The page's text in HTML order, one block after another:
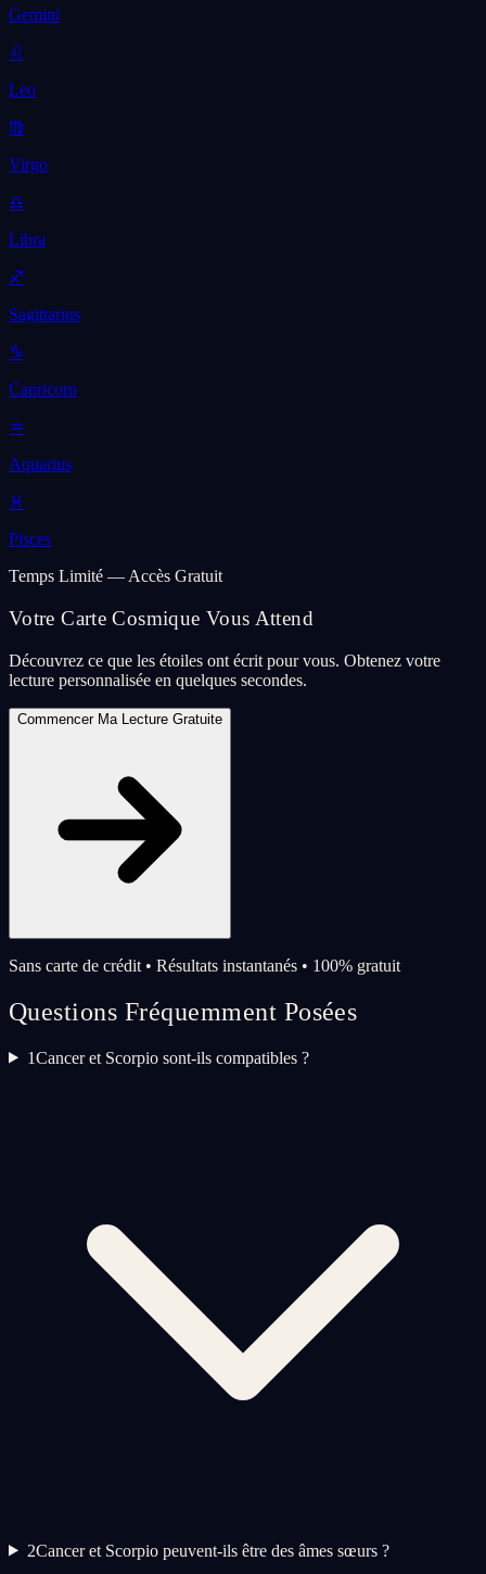
Gemini
♌
Leo
♍
Virgo
♎
Libra
♐
Sagittarius
♑
Capricorn
♒
Aquarius
♓
Pisces
Temps Limité — Accès Gratuit
Votre Carte Cosmique Vous Attend
Découvrez ce que les étoiles ont écrit pour vous. Obtenez votre
lecture personnalisée en quelques secondes.
Commencer Ma Lecture Gratuite
Sans carte de crédit • Résultats instantanés • 100% gratuit
Questions Fréquemment Posées
1Cancer et Scorpio sont-ils compatibles ?
2Cancer et Scorpio peuvent-ils être des âmes sœurs ?